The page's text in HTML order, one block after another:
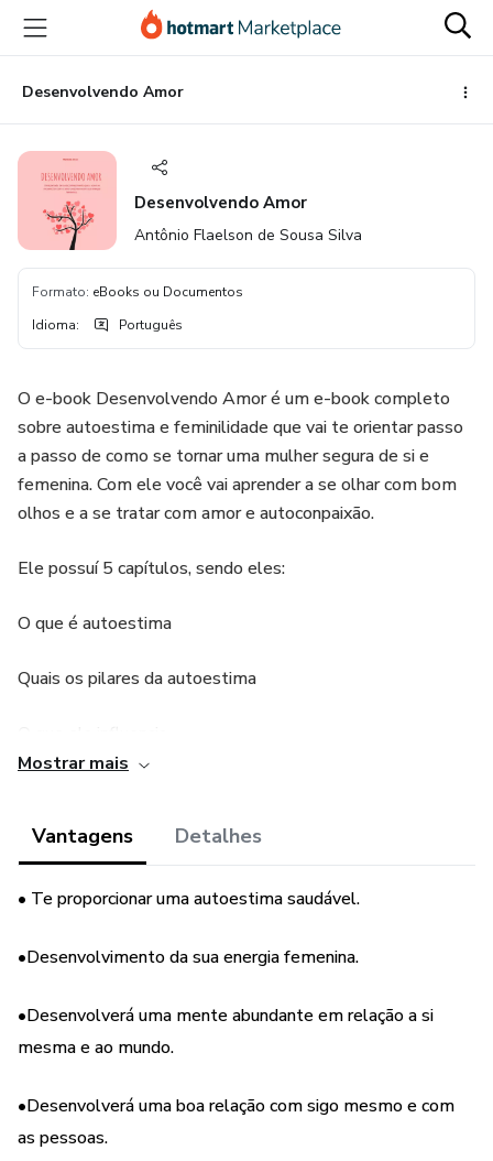
para
conteúdo
principal
para
pagamento
para
rodapé
Desenvolvendo Amor
Desenvolvendo Amor
Antônio Flaelson de Sousa Silva
Formato: eBooks ou Documentos
Idioma: Português
O e-book Desenvolvendo Amor é um e-book completo
sobre autoestima e feminilidade que vai te orientar passo
a passo de como se tornar uma mulher segura de si e
femenina. Com ele você vai aprender a se olhar com bom
olhos e a se tratar com amor e autoconpaixão.
Ele possuí 5 capítulos, sendo eles:
O que é autoestima
Quais os pilares da autoestima
Guia prático para conquistar uma boa autoestima e a se
reconectar com sua energia femenina
Autoaceitação e perdão
Procrastinação
Então não perca a chance de tornar-se sua melhor versão
Mostrar mais
Vantagens Detalhes
• Te proporcionar uma autoestima saudável.
•Desenvolvimento da sua energia femenina.
•Desenvolverá uma mente abundante em relação a si
mesma e ao mundo.
•Desenvolverá uma boa relação com sigo mesmo e com
as pessoas.